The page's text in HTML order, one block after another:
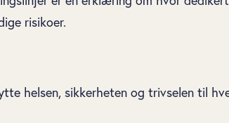
risikoer.
helsen, sikkerheten og trivselen til